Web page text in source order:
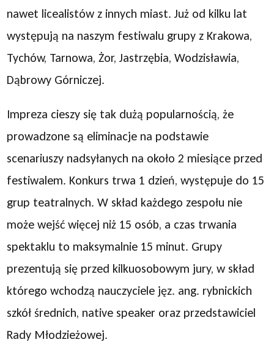
nawet licealistów z innych miast. Już od kilku lat
występują na naszym festiwalu grupy z Krakowa,
Tychów, Tarnowa, Żor, Jastrzębia, Wodzisławia,
Dąbrowy Górniczej.
Impreza cieszy się tak dużą popularnością, że
prowadzone są eliminacje na podstawie
scenariuszy nadsyłanych na około 2 miesiące przed
festiwalem. Konkurs trwa 1 dzień, występuje do 15
grup teatralnych. W skład każdego zespołu nie
może wejść więcej niż 15 osób, a czas trwania
spektaklu to maksymalnie 15 minut. Grupy
prezentują się przed kilkuosobowym jury, w skład
którego wchodzą nauczyciele jęz. ang. rybnickich
szkół średnich, native speaker oraz przedstawiciel
Rady Młodzieżowej.